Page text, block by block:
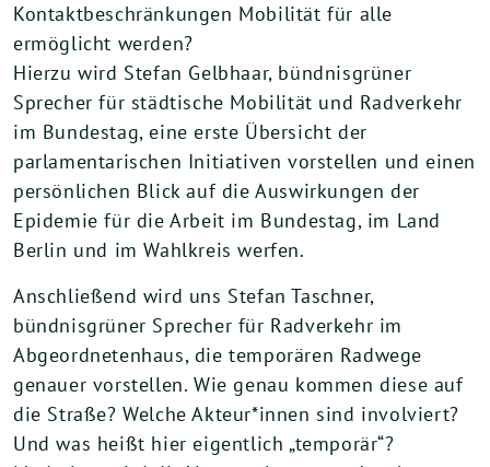
Kontaktbeschränkungen Mobilität für alle
ermöglicht werden?
Hierzu wird Stefan Gelbhaar, bündnisgrüner
Sprecher für städtische Mobilität und Radverkehr
im Bundestag, eine erste Übersicht der
parlamentarischen Initiativen vorstellen und einen
persönlichen Blick auf die Auswirkungen der
Epidemie für die Arbeit im Bundestag, im Land
Berlin und im Wahlkreis werfen.
Anschließend wird uns Stefan Taschner,
bündnisgrüner Sprecher für Radverkehr im
Abgeordnetenhaus, die temporären Radwege
genauer vorstellen. Wie genau kommen diese auf
die Straße? Welche Akteur*innen sind involviert?
Und was heißt hier eigentlich „temporär“?